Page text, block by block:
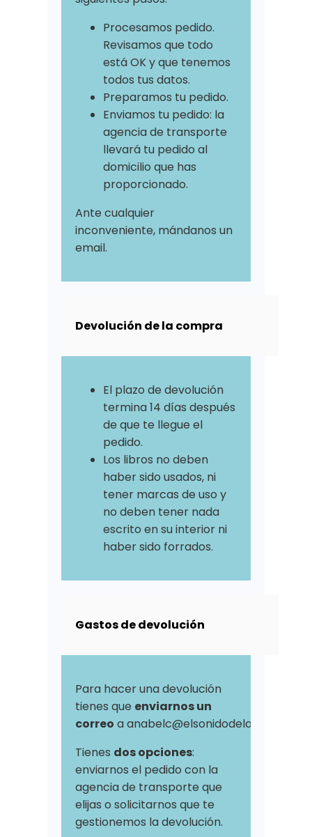
Procesamos pedido.
Revisamos que todo
está OK y que tenemos
todos tus datos.
Preparamos tu pedido.
Enviamos tu pedido: la
agencia de transporte
llevará tu pedido al
domicilio que has
proporcionado.
Ante cualquier
inconveniente, mándanos un
email.
Devolución de la compra
El plazo de devolución
termina 14 días después
de que te llegue el
pedido.
Los libros no deben
haber sido usados, ni
tener marcas de uso y
no deben tener nada
escrito en su interior ni
haber sido forrados.
Gastos de devolución
Para hacer una devolución
tienes que enviarnos un
correo a
Tienes dos opciones:
enviarnos el pedido con la
agencia de transporte que
elijas o solicitarnos que te
gestionemos la devolución.